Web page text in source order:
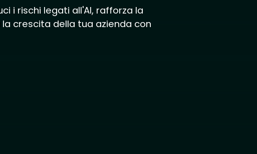
i rischi legati all'AI, rafforza la
crescita della tua azienda con